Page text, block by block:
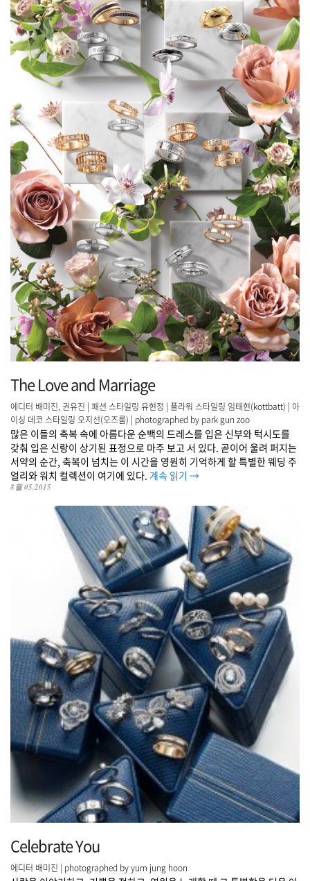
The Love and Marriage
에디터 배미진, 권유진 | 패션 스타일링 유현정 | 플라워 스타일링 임태현(kottbatt) | 아
이싱 데코 스타일링 오지선(오즈룸) | photographed by park gun zoo
많은 이들의 축복 속에 아름다운 순백의 드레스를 입은 신부와 턱시도를
갖춰 입은 신랑이 상기된 표정으로 마주 보고 서 있다. 곧이어 울려 퍼지는
서약의 순간, 축복이 넘치는 이 시간을 영원히 기억하게 할 특별한 웨딩 주
얼리와 워치 컬렉션이 여기에 있다. 계속 읽기 →
8월 05.2015
Celebrate You
에디터 배미진 | photographed by yum jung hoon